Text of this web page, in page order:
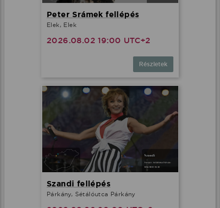
Peter Srámek fellépés
Elek, Elek
2026.08.02 19:00 UTC+2
Részletek
Szandi fellépés
Párkány, Sétálóutca Párkány